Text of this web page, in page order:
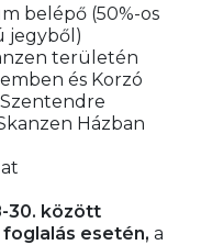
belépő (50%-os
jegyből)
területén
és Korzó
Házban
30. között
foglalás esetén, a